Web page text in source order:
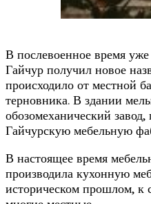
В послевоенное время
Гайчур получил новое
происходило от местной
терновника. В здании
обозомеханический
Гайчурскую мебельную
В настоящее время
производила кухонную
историческом прошлом, к